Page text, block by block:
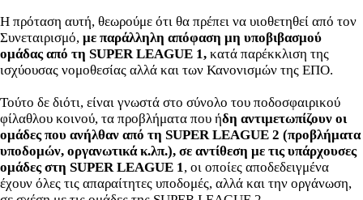
Η πρόταση αυτή, θεωρούμε ότι θα πρέπει να υιοθετηθεί από τον
Συνεταιρισμό, με παράλληλη απόφαση μη υποβιβασμού
ομάδας από τη SUPER LEAGUE 1, κατά παρέκκλιση της
ισχύουσας νομοθεσίας αλλά και των Κανονισμών της ΕΠΟ.
Τούτο δε διότι, είναι γνωστά στο σύνολο του ποδοσφαιρικού
φίλαθλου κοινού, τα προβλήματα που ήδη αντιμετωπίζουν οι
ομάδες που ανήλθαν από τη SUPER LEAGUE 2 (προβλήματα
υποδομών, οργανωτικά κ.λπ.), σε αντίθεση με τις υπάρχουσες
ομάδες στη SUPER LEAGUE 1, οι οποίες αποδεδειγμένα
έχουν όλες τις απαραίτητες υποδομές, αλλά και την οργάνωση,